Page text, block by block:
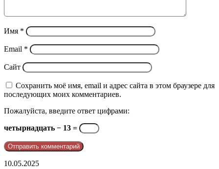
Имя *
Email *
Сайт
Сохранить моё имя, email и адрес сайта в этом браузере для
последующих моих комментариев.
Пожалуйста, введите ответ цифрами:
четырнадцать − 13 =
telegram
10.05.2025